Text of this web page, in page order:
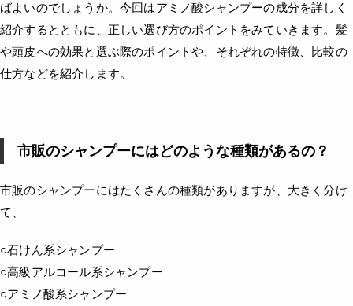
ばよいのでしょうか。今回はアミノ酸シャンプーの成分を詳しく
紹介するとともに、正しい選び方のポイントをみていきます。髪
や頭皮への効果と選ぶ際のポイントや、それぞれの特徴、比較の
仕方などを紹介します。
市販のシャンプーにはどのような種類があるの？
市販のシャンプーにはたくさんの種類がありますが、大きく分け
て、
○石けん系シャンプー
○高級アルコール系シャンプー
○アミノ酸系シャンプー